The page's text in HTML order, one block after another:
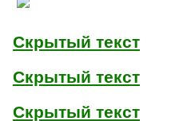
Скрытый текст
Скрытый текст
Скрытый текст